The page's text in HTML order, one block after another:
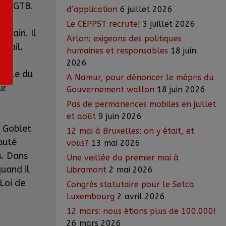
FGTB.
Il
du
Goblet
Dans
il
de
d’application 6 juillet 2026
Le CEPPST recrute! 3 juillet 2026
Arlon: exigeons des politiques
humaines et responsables 18 juin
2026
A Namur, pour dénoncer le mépris du
Gouvernement wallon 18 juin 2026
Pas de permanences mobiles en juillet
et août 9 juin 2026
12 mai à Bruxelles: on y était, et
vous? 13 mai 2026
Une veillée du premier mai à
Libramont 2 mai 2026
Congrès statutaire pour le Setca
Luxembourg 2 avril 2026
12 mars: nous étions plus de 100.000!
26 mars 2026